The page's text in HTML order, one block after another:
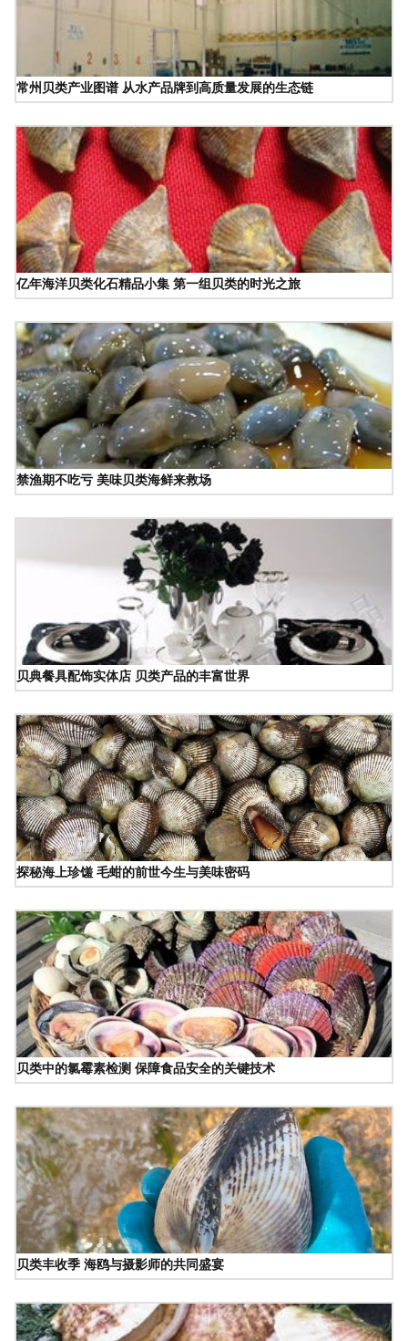
常州贝类产业图谱 从水产品牌到高质量发展的生态链
亿年海洋贝类化石精品小集 第一组贝类的时光之旅
禁渔期不吃亏 美味贝类海鲜来救场
贝典餐具配饰实体店 贝类产品的丰富世界
探秘海上珍馐 毛蚶的前世今生与美味密码
贝类中的氯霉素检测 保障食品安全的关键技术
贝类丰收季 海鸥与摄影师的共同盛宴